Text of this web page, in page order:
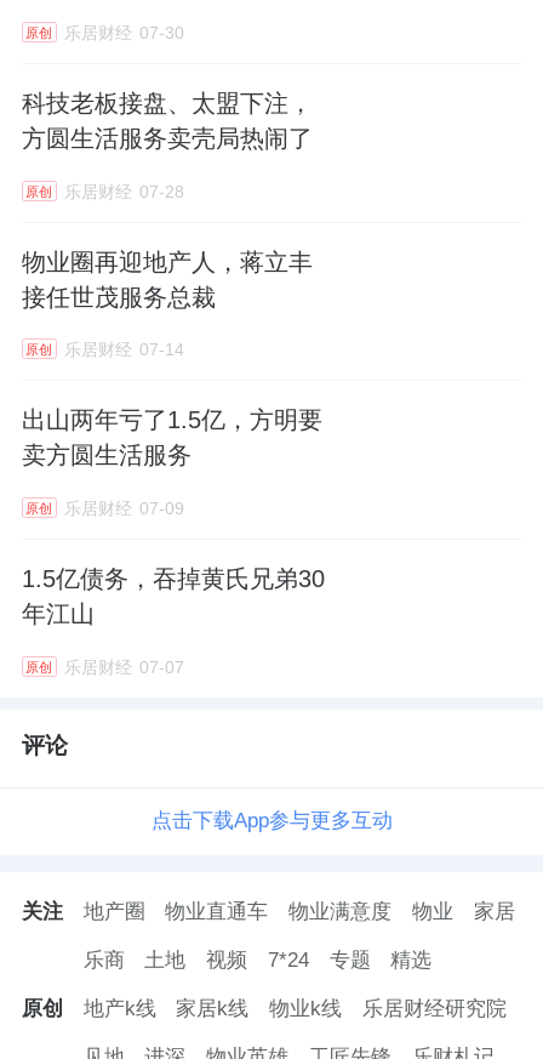
业集团的创始人。他的儿子郭晓群，34岁，担
任执行董事，同时在佳兆业集团担任联席总
裁。
父子同台，既是传承，也是背书。
职业经理人层面，廖传强留任行政总裁，负责
日常运营。他在佳兆业体系工作了十三年，物
刘立好则在2025年下半年快速晋升为董事会副
主席，他来自佳兆业集团的开发条线，熟悉城
这一套组合拳看上去非常合理：创始人定方
景的高管补资源。看起来稳定、高效、团结。
薪酬方面，郭英成、郭晓群父子在佳兆业美好
元，比上一年少2.6万元；郭晓群则保持稳定，
这两年领取的都是9.1万元。
薪酬最高的是廖传强，2024年、2025年的薪酬
原创 乐居财经 07-30
科技老板接盘、太盟下注，
方圆生活服务卖壳局热闹了
原创 乐居财经 07-28
物业圈再迎地产人，蒋立丰
接任世茂服务总裁
原创 乐居财经 07-14
出山两年亏了1.5亿，方明要
卖方圆生活服务
原创 乐居财经 07-09
1.5亿债务，吞掉黄氏兄弟30
年江山
原创 乐居财经 07-07
评论
点击下载App参与更多互动
关注 地产圈 物业直通车 物业满意度 物业 家居
乐商 土地 视频 7*24 专题 精选
原创 地产k线 家居k线 物业k线 乐居财经研究院